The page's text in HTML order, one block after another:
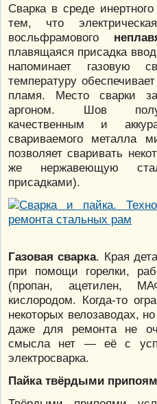
Сварка в среде
тем, что
восльфрамового
плавящаяся присадка
напоминает газовую
температуру
пламя. Место сварки
аргоном. Шов
качественным и
свариваемого металла
позволяет сваривать
же нержавеющую
присадками).
Газовая сварка. Края
при помощи горелки,
(пропан, ацетилен,
кислородом. Когда-то
некоторых велозаводах,
даже для ремонта не
смысла нет — её с
электросварка.
Пайка твёрдыми